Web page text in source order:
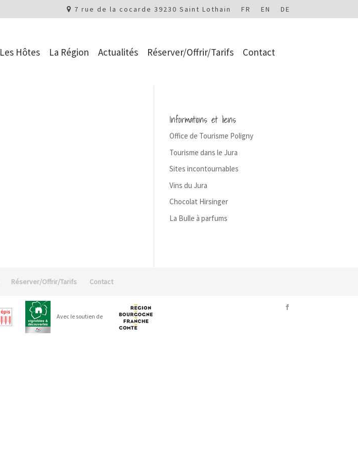
7 rue de la cocarde 39230 Saint Lothain FR EN DE
Les Hôtes La Région Actualités Réserver/Offrir/Tarifs Contact
Informations et liens
Office de Tourisme Poligny
Tourisme dans le Jura
Sites incontournables
Vins du Jura
Chocolat Hirsinger
La Bulle à parfums
Réserver/Offrir/Tarifs Contact
Avec le soutien de